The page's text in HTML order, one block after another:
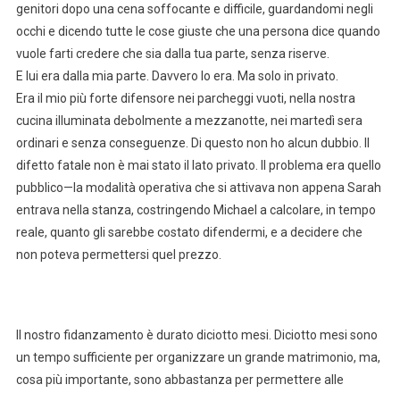
genitori dopo una cena soffocante e difficile, guardandomi negli
occhi e dicendo tutte le cose giuste che una persona dice quando
vuole farti credere che sia dalla tua parte, senza riserve.
E lui era dalla mia parte. Davvero lo era. Ma solo in privato.
Era il mio più forte difensore nei parcheggi vuoti, nella nostra
cucina illuminata debolmente a mezzanotte, nei martedì sera
ordinari e senza conseguenze. Di questo non ho alcun dubbio. Il
difetto fatale non è mai stato il lato privato. Il problema era quello
pubblico—la modalità operativa che si attivava non appena Sarah
entrava nella stanza, costringendo Michael a calcolare, in tempo
reale, quanto gli sarebbe costato difendermi, e a decidere che
non poteva permettersi quel prezzo.
Il nostro fidanzamento è durato diciotto mesi. Diciotto mesi sono
un tempo sufficiente per organizzare un grande matrimonio, ma,
cosa più importante, sono abbastanza per permettere alle